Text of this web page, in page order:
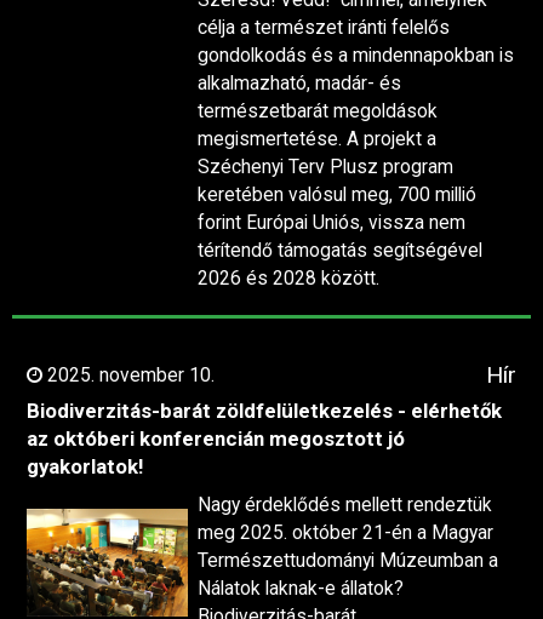
célja a természet iránti felelős
gondolkodás és a mindennapokban is
alkalmazható, madár- és
természetbarát megoldások
megismertetése. A projekt a
Széchenyi Terv Plusz program
keretében valósul meg, 700 millió
forint Európai Uniós, vissza nem
térítendő támogatás segítségével
2026 és 2028 között.
2025. november 10. Hír
Biodiverzitás-barát zöldfelületkezelés - elérhetők
az októberi konferencián megosztott jó
gyakorlatok!
Nagy érdeklődés mellett rendeztük
meg 2025. október 21-én a Magyar
Természettudományi Múzeumban a
Nálatok laknak-e állatok?